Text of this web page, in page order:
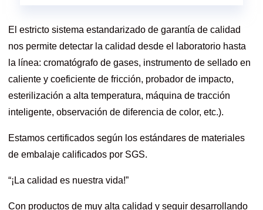
El estricto sistema estandarizado de garantía de calidad
nos permite detectar la calidad desde el laboratorio hasta
la línea: cromatógrafo de gases, instrumento de sellado en
caliente y coeficiente de fricción, probador de impacto,
esterilización a alta temperatura, máquina de tracción
inteligente, observación de diferencia de color, etc.).
Estamos certificados según los estándares de materiales
de embalaje calificados por SGS.
“¡La calidad es nuestra vida!”
Con productos de muy alta calidad y seguir desarrollando